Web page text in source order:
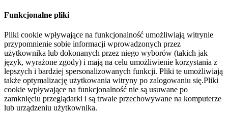
Funkcjonalne pliki
Pliki cookie wpływające na funkcjonalność umożliwiają witrynie
przypomnienie sobie informacji wprowadzonych przez
użytkownika lub dokonanych przez niego wyborów (takich jak
język, wyrażone zgody) i mają na celu umożliwienie korzystania z
lepszych i bardziej spersonalizowanych funkcji. Pliki te umożliwiają
także optymalizację użytkowania witryny po zalogowaniu się.Pliki
cookie wpływające na funkcjonalność nie są usuwane po
zamknięciu przeglądarki i są trwale przechowywane na komputerze
lub urządzeniu użytkownika.